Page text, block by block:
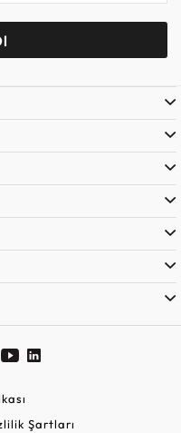
Şartları